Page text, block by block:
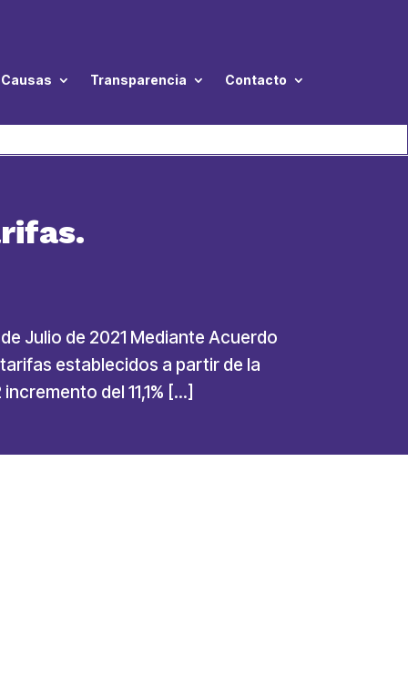
Causas Transparencia Contacto
Julio de 2021 Mediante Acuerdo
tarifas establecidos a partir de la
del 11,1% […]